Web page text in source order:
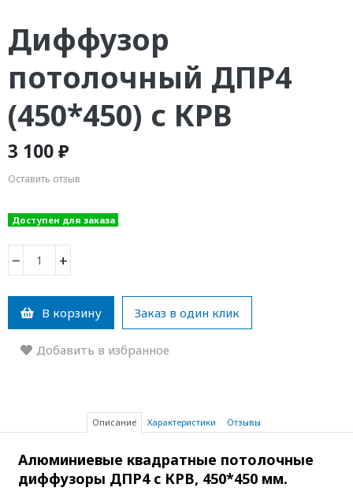
Диффузор
потолочный ДПР4
(450*450) с КРВ
3 100 ₽
Оставить отзыв
Доступен для заказа
− +
В корзину Заказ в один клик
Добавить в избранное
Описание Характеристики Отзывы
Алюминиевые квадратные потолочные
диффузоры ДПР4 с КРВ, 450*450 мм.